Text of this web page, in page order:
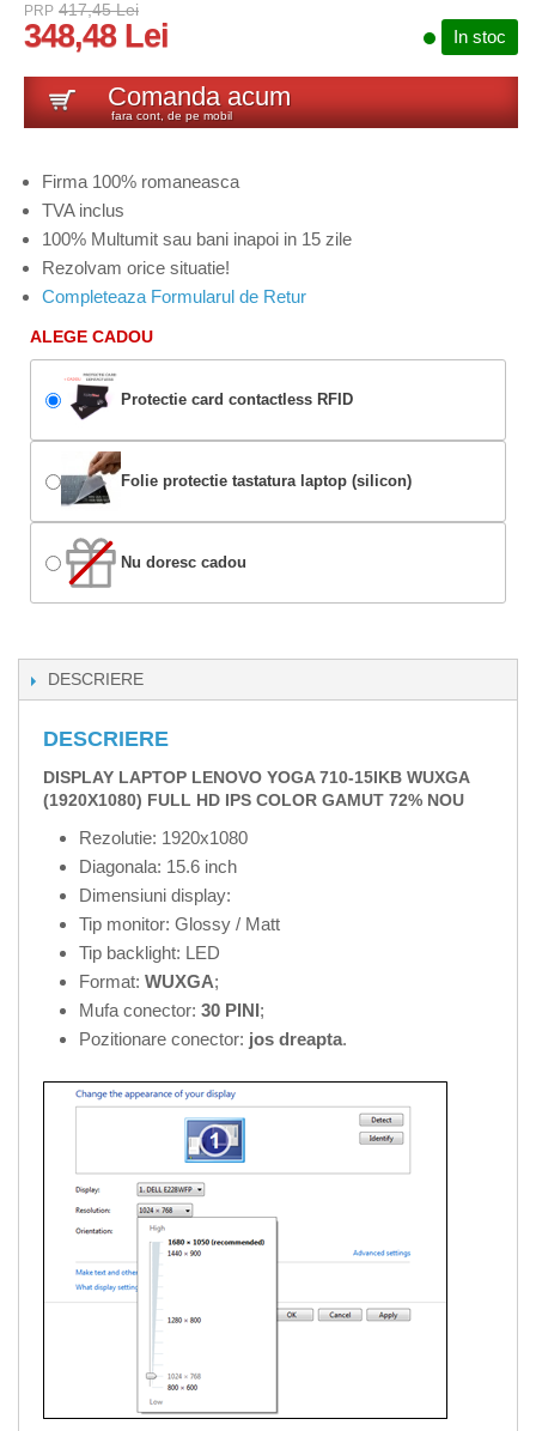
PRP 417,45 Lei
348,48 Lei In stoc
Comanda acum
fara cont, de pe mobil
Firma 100% romaneasca
TVA inclus
100% Multumit sau bani inapoi in 15 zile
Rezolvam orice situatie!
Completeaza Formularul de Retur
ALEGE CADOU
Protectie card contactless RFID
Folie protectie tastatura laptop (silicon)
Nu doresc cadou
DESCRIERE
DESCRIERE
DISPLAY LAPTOP LENOVO YOGA 710-15IKB WUXGA
(1920X1080) FULL HD IPS COLOR GAMUT 72% NOU
Rezolutie: 1920x1080
Diagonala: 15.6 inch
Dimensiuni display:
Tip monitor: Glossy / Matt
Tip backlight: LED
Format: WUXGA;
Mufa conector: 30 PINI;
Pozitionare conector: jos dreapta.